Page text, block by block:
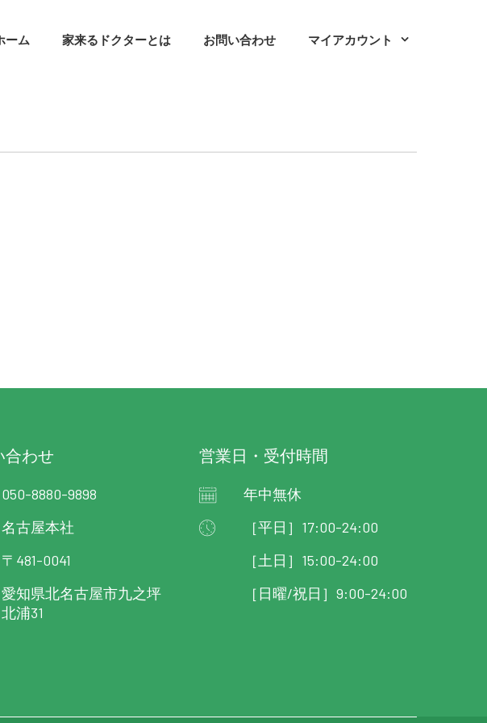
ーム 家来るドクターとは お問い合わせ マイアカウント
合わせ
050-8880-9898
名古屋本社
〒481-0041
愛知県北名古屋市九之坪
北浦31
営業日・受付時間
年中無休
［平日］17:00-24:00
［土日］15:00-24:00
［日曜/祝日］9:00-24:00